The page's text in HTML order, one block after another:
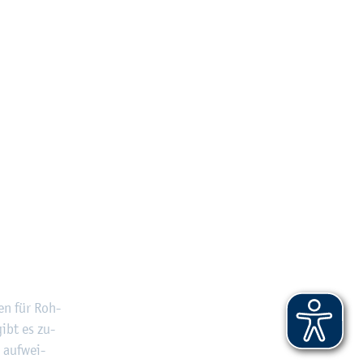
für Roh-
es zu­
auf­wei­